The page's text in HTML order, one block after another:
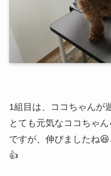
1組目は、ココちゃんが
とても元気なココちゃ
ですが、伸びましたね
👍